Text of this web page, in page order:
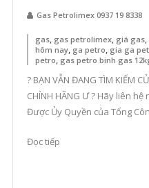
Gas Petrolimex 0937 19 8338
gas, gas petrolimex, giá gas,
hôm nay, ga petro gia ga
petro gas petro binh gas
? BẠN VẪN ĐANG TÌM KIẾM
CHÍNH HÃNG Ư ? Hãy liên
Được Ủy Quyền của Tổng
bình gas Petrolimex từ 1/7/
Đọc tiếp